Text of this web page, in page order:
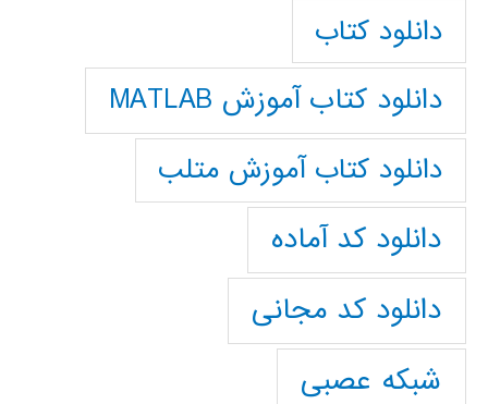
دانلود کتاب
دانلود کتاب آموزش MATLAB
دانلود کتاب آموزش متلب
دانلود کد آماده
دانلود کد مجانی
شبکه عصبی